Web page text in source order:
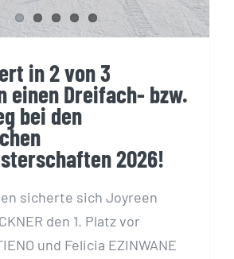
in 2 von 3
einen Dreifach- bzw.
bei den
2026!
sicherte sich Joyreen
den 1. Platz vor
und Felicia EZINWANE